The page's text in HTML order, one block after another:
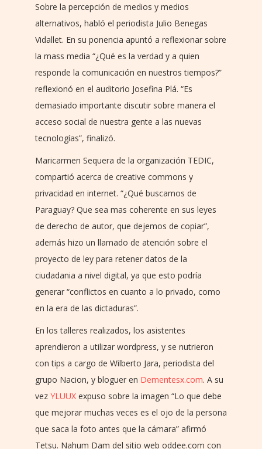
Sobre la percepción de medios y medios
alternativos, habló el periodista Julio Benegas
Vidallet. En su ponencia apuntó a reflexionar sobre
la mass media “¿Qué es la verdad y a quien
responde la comunicación en nuestros tiempos?”
reflexionó en el auditorio Josefina Plá. “Es
demasiado importante discutir sobre manera el
acceso social de nuestra gente a las nuevas
tecnologías”, finalizó.
Maricarmen Sequera de la organización TEDIC,
compartió acerca de creative commons y
privacidad en internet. “¿Qué buscamos de
Paraguay? Que sea mas coherente en sus leyes
de derecho de autor, que dejemos de copiar”,
además hizo un llamado de atención sobre el
proyecto de ley para retener datos de la
ciudadania a nivel digital, ya que esto podría
generar “conflictos en cuanto a lo privado, como
en la era de las dictaduras”.
En los talleres realizados, los asistentes
aprendieron a utilizar wordpress, y se nutrieron
con tips a cargo de Wilberto Jara, periodista del
grupo Nacion, y bloguer en Dementesx.com. A su
vez YLUUX expuso sobre la imagen “Lo que debe
que mejorar muchas veces es el ojo de la persona
que saca la foto antes que la cámara” afirmó
Tetsu. Nahum Dam del sitio web oddee.com con